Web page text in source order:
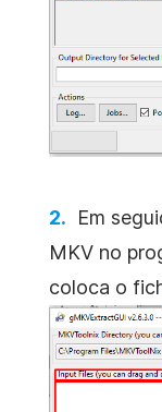
Em
MKV no
coloca o